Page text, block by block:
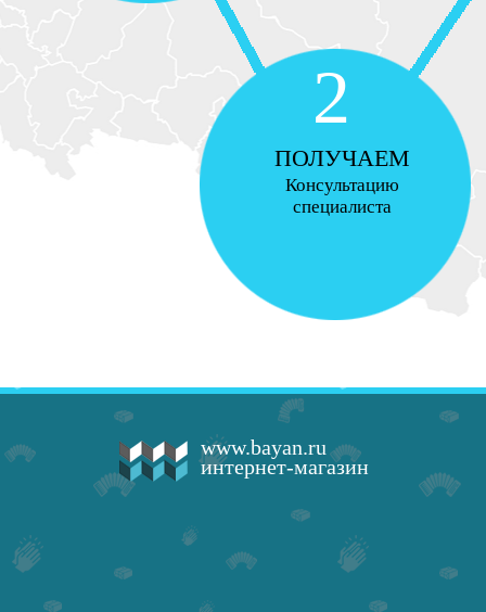
2
ПОЛУЧАЕМ
Консультацию
специалиста
www.bayan.ru
интернет-магазин